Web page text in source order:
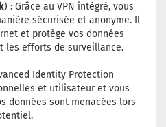
) : Grâce au VPN intégré, vous
sécurisée et anonyme. Il
et protège vos données
les efforts de surveillance.
Identity Protection
et utilisateur et vous
données sont menacées lors